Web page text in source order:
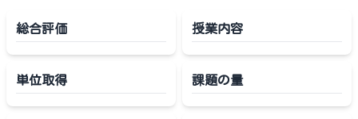
総合評価 授業内容
単位取得 課題の量